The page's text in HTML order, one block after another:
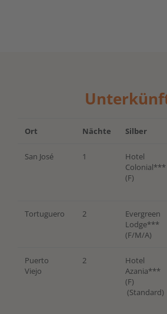
Ort Nächte Silber
San José 1
Hotel
Colonial***
(F)
Tortuguero 2
Evergreen
Lodge***
(F/M/A)
Puerto
Viejo
2
Hotel
Azania***
(F)
(Standard)